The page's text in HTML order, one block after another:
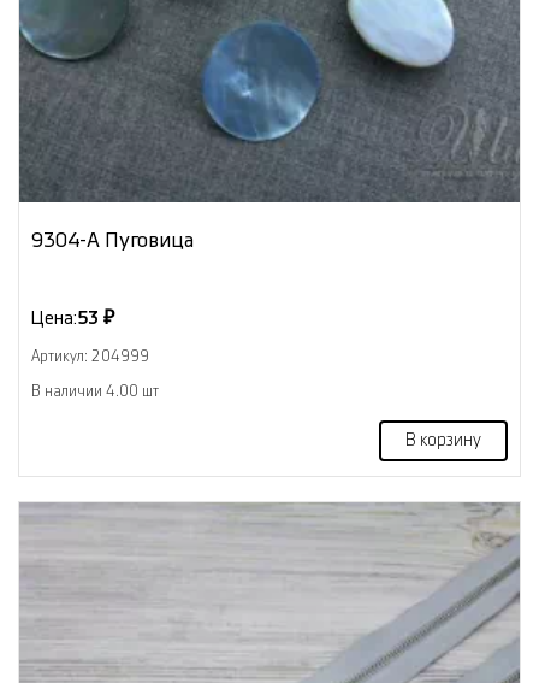
9304-А Пуговица
Цена:53 ₽
Артикул: 204999
В наличии 4.00 шт
В корзину